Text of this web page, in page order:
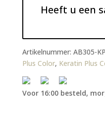
Heeft u een
Artikelnummer: AB305-
Plus Color, Keratin Plus
Voor 16:00 besteld,